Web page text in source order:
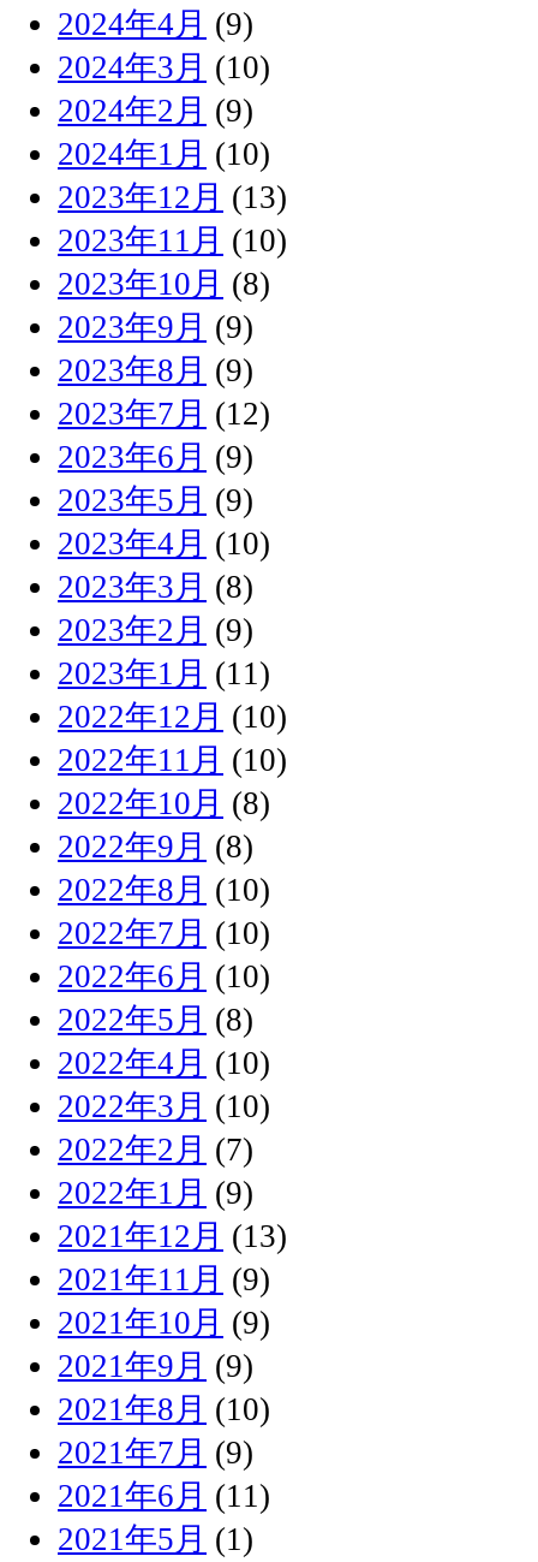
2024年4月 (9)
2024年3月 (10)
2024年2月 (9)
2024年1月 (10)
2023年12月 (13)
2023年11月 (10)
2023年10月 (8)
2023年9月 (9)
2023年8月 (9)
2023年7月 (12)
2023年6月 (9)
2023年5月 (9)
2023年4月 (10)
2023年3月 (8)
2023年2月 (9)
2023年1月 (11)
2022年12月 (10)
2022年11月 (10)
2022年10月 (8)
2022年9月 (8)
2022年8月 (10)
2022年7月 (10)
2022年6月 (10)
2022年5月 (8)
2022年4月 (10)
2022年3月 (10)
2022年2月 (7)
2022年1月 (9)
2021年12月 (13)
2021年11月 (9)
2021年10月 (9)
2021年9月 (9)
2021年8月 (10)
2021年7月 (9)
2021年6月 (11)
2021年5月 (1)